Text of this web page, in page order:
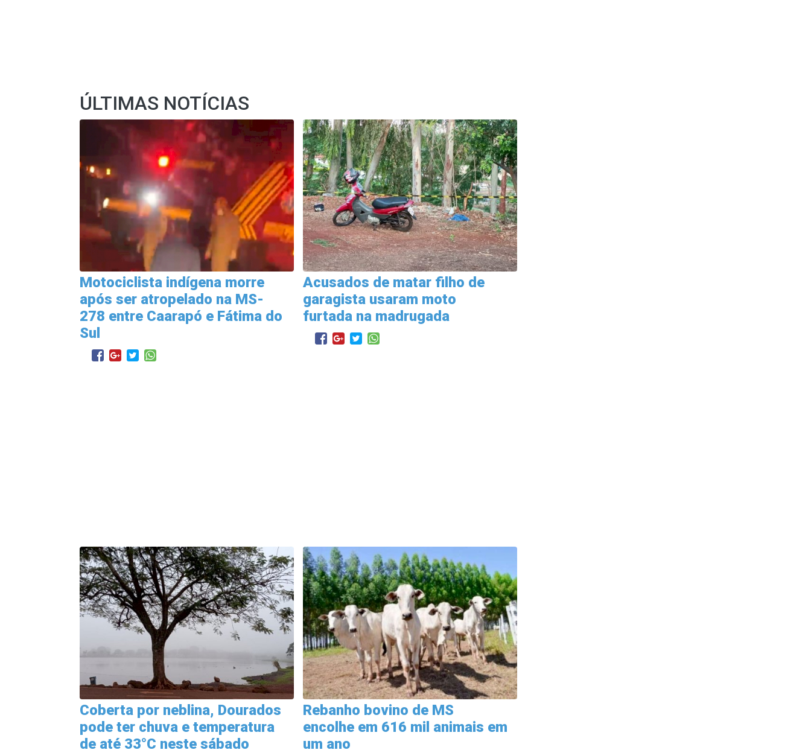
ÚLTIMAS NOTÍCIAS
Motociclista indígena morre
após ser atropelado na MS-
278 entre Caarapó e Fátima do
Sul
Acusados de matar filho de
garagista usaram moto
furtada na madrugada
Coberta por neblina, Dourados
pode ter chuva e temperatura
de até 33°C neste sábado
Rebanho bovino de MS
encolhe em 616 mil animais em
um ano